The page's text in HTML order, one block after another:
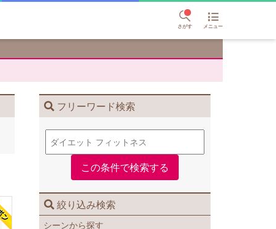
さがす メニュー
フリーワード検索
絞り込み検索
シーンから探す